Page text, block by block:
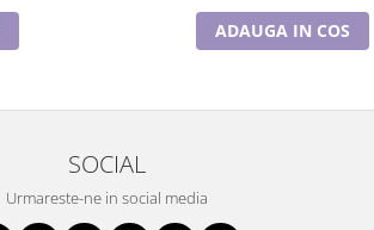
ADAUGA IN COS
SOCIAL
Urmareste-ne in social media